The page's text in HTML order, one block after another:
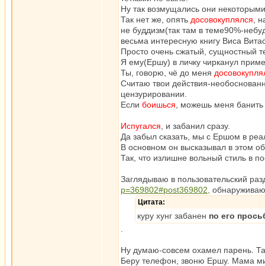
Ну так возмущались они
Так нет же, опять доcовокуплялся ,
не буддизм(так там в теме90%-
весьма интересную книгу Виса
Просто очень сжатый, сущностный
Я ему(Ершу) в личку чирканул
Ты, говорю, чё до меня
Считаю твои действия-
цензурировании.
Если боишься , можешь меня банить
Испугался , и забанил сразу.
Да забыл сказать, мы с Ершом в
В основном он высказывал в этом
Так, что излишне вольный стиль в
Заглядываю в пользовательский
p=369802#post369802,
Цитата:
куру хунг забанен по его
Ну думаю-совсем охамел парень.
Беру телефон, звоню Ершу. Мама